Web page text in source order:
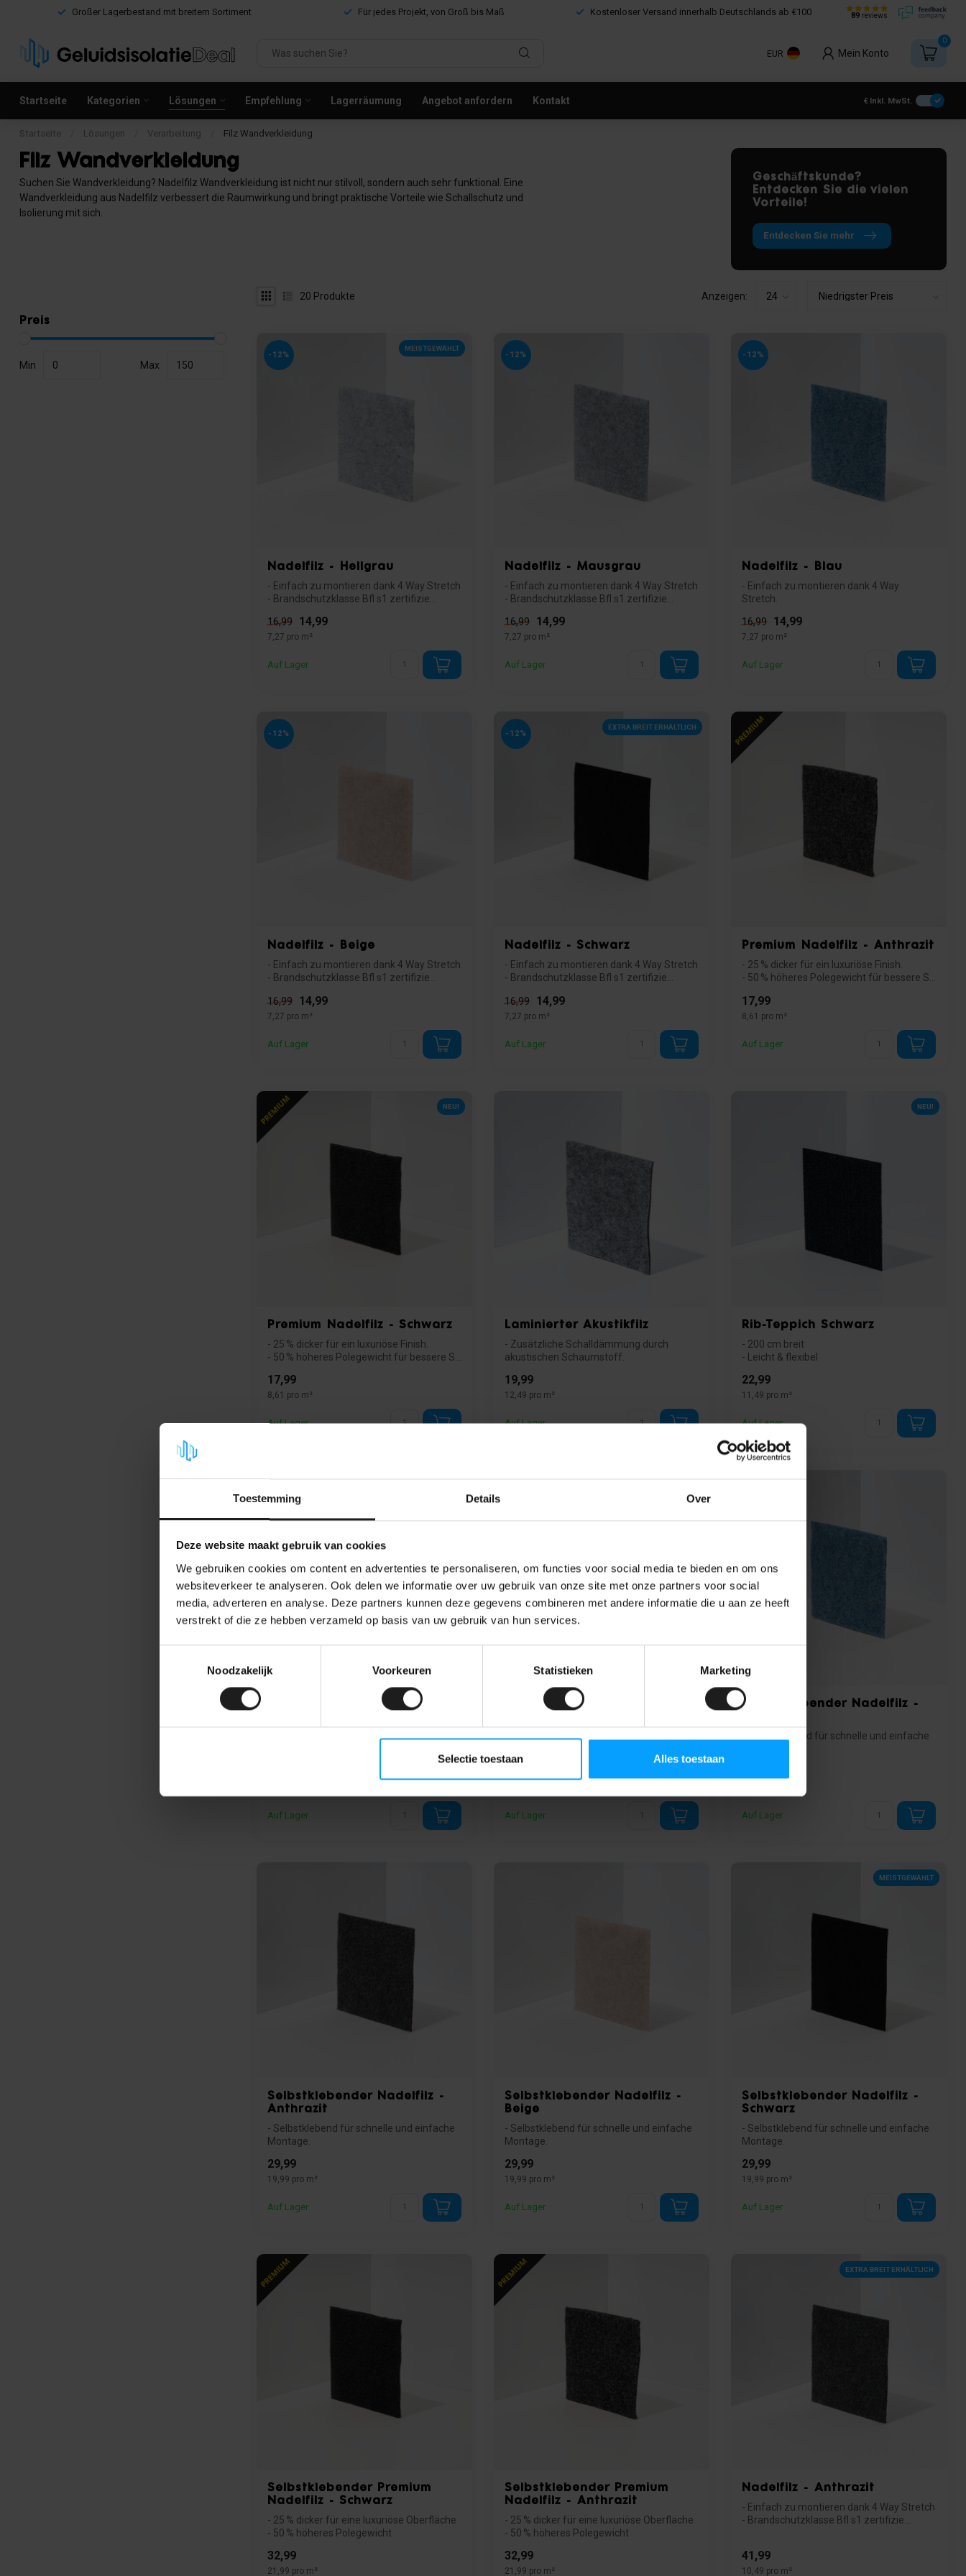
Toestemming Details Over
Deze website maakt gebruik van cookies
We gebruiken cookies om content en advertenties te personaliseren, om functies voor social media te bieden en om ons
websiteverkeer te analyseren. Ook delen we informatie over uw gebruik van onze site met onze partners voor social
media, adverteren en analyse. Deze partners kunnen deze gegevens combineren met andere informatie die u aan ze heeft
verstrekt of die ze hebben verzameld op basis van uw gebruik van hun services.
Noodzakelijk
Voorkeuren Statistieken Marketing
Selectie toestaan Alles toestaan
Großer Lagerbestand mit breitem Sortiment Für jedes Projekt, von Groß bis Maß Kostenloser Versand innerhalb Deutschlands ab €100 89reviews
EUR Mein Konto
0
Startseite Kategorien Lösungen Empfehlung Lagerräumung Angebot anfordern Kontakt € Inkl. MwSt.
Startseite Lösungen Verarbeitung Filz Wandverkleidung
Filz Wandverkleidung
Suchen Sie Wandverkleidung? Nadelfilz Wandverkleidung ist nicht nur stilvoll, sondern auch sehr funktional. Eine
Wandverkleidung aus Nadelfilz verbessert die Raumwirkung und bringt praktische Vorteile wie Schallschutz und
Isolierung mit sich.
Geschäftskunde?
Entdecken Sie die vielen
Vorteile!
Entdecken Sie mehr
Preis
Min Max
20 Produkte Anzeigen:
MEISTGEWÄHLT
-12%
Nadelfilz - Hellgrau
- Einfach zu montieren dank 4 Way Stretch
- Brandschutzklasse Bfl s1 zertifizie...
16,99 14,99
7,27 pro m²
Auf Lager
-12%
Nadelfilz - Mausgrau
- Einfach zu montieren dank 4 Way Stretch
- Brandschutzklasse Bfl s1 zertifizie...
16,99 14,99
7,27 pro m²
Auf Lager
-12%
Nadelfilz - Blau
- Einfach zu montieren dank 4 Way
Stretch.
16,99 14,99
7,27 pro m²
Auf Lager
-12%
Nadelfilz - Beige
- Einfach zu montieren dank 4 Way Stretch
- Brandschutzklasse Bfl s1 zertifizie...
16,99 14,99
7,27 pro m²
Auf Lager
EXTRA BREIT ERHÄLTLICH
-12%
Nadelfilz - Schwarz
- Einfach zu montieren dank 4 Way Stretch
- Brandschutzklasse Bfl s1 zertifizie...
16,99 14,99
7,27 pro m²
Auf Lager
Premium Nadelfilz - Anthrazit
- 25 % dicker für ein luxuriöse Finish.
- 50 % höheres Polegewicht für bessere S...
17,99
8,61 pro m²
Auf Lager
NEU!
Premium Nadelfilz - Schwarz
- 25 % dicker für ein luxuriöse Finish.
- 50 % höheres Polegewicht für bessere S...
17,99
8,61 pro m²
Auf Lager
Laminierter Akustikfilz
- Zusätzliche Schalldämmung durch
akustischen Schaumstoff.
19,99
12,49 pro m²
Auf Lager
NEU!
Rib-Teppich Schwarz
- 200 cm breit
- Leicht & flexibel
22,99
11,49 pro m²
Auf Lager
Selbstklebender Nadelfilz -
- Selbstklebend für schnelle und einfache
Auf Lager
Selbstklebender Nadelfilz -
- Selbstklebend für schnelle und einfache
- Ideal für glatte Flächen wi...
Auf Lager
Selbstklebender Nadelfilz -
- Selbstklebend für schnelle und einfache
Auf Lager
Selbstklebender Nadelfilz -
Anthrazit
- Selbstklebend für schnelle und einfache
Montage.
29,99
19,99 pro m²
Auf Lager
Selbstklebender Nadelfilz -
Beige
- Selbstklebend für schnelle und einfache
Montage.
29,99
19,99 pro m²
Auf Lager
MEISTGEWÄHLT
Selbstklebender Nadelfilz -
Schwarz
- Selbstklebend für schnelle und einfache
Montage.
29,99
19,99 pro m²
Auf Lager
Selbstklebender Premium
Nadelfilz - Schwarz
- 25 % dicker für eine luxuriöse Oberfläche
- 50 % höheres Polegewicht
32,99
21,99 pro m²
Selbstklebender Premium
Nadelfilz - Anthrazit
- 25 % dicker für eine luxuriöse Oberfläche
- 50 % höheres Polegewicht
32,99
21,99 pro m²
EXTRA BREIT ERHÄLTLICH
Nadelfilz - Anthrazit
- Einfach zu montieren dank 4 Way Stretch
- Brandschutzklasse Bfl s1 zertifizie...
41,99
10,49 pro m²